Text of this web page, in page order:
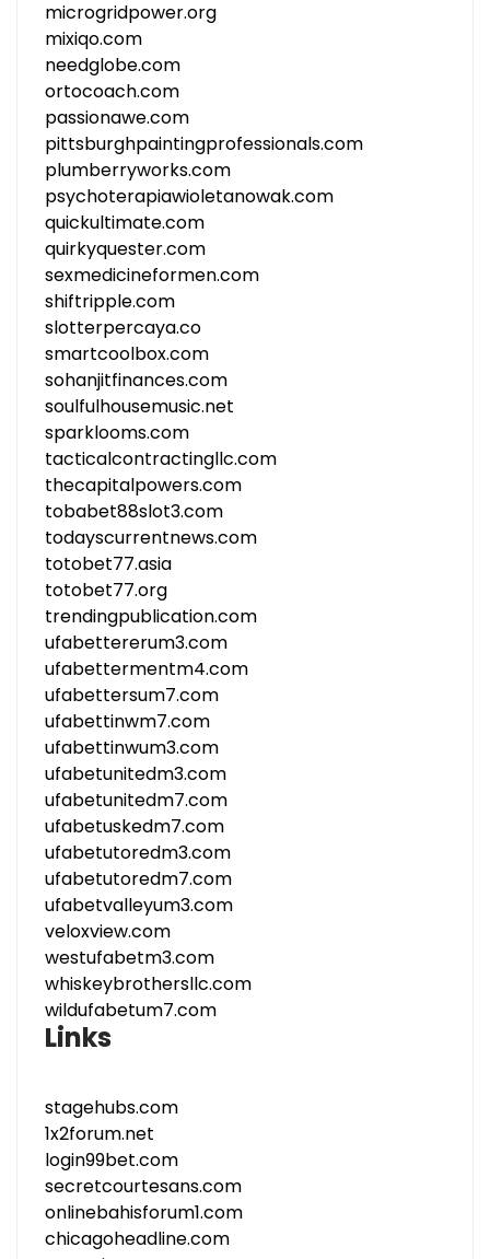
microgridpower.org
mixiqo.com
needglobe.com
ortocoach.com
passionawe.com
pittsburghpaintingprofessionals.com
plumberryworks.com
psychoterapiawioletanowak.com
quickultimate.com
quirkyquester.com
sexmedicineformen.com
shiftripple.com
slotterpercaya.co
smartcoolbox.com
sohanjitfinances.com
soulfulhousemusic.net
sparklooms.com
tacticalcontractingllc.com
thecapitalpowers.com
tobabet88slot3.com
todayscurrentnews.com
totobet77.asia
totobet77.org
trendingpublication.com
ufabettererum3.com
ufabettermentm4.com
ufabettersum7.com
ufabettinwm7.com
ufabettinwum3.com
ufabetunitedm3.com
ufabetunitedm7.com
ufabetuskedm7.com
ufabetutoredm3.com
ufabetutoredm7.com
ufabetvalleyum3.com
veloxview.com
westufabetm3.com
whiskeybrothersllc.com
wildufabetum7.com
Links
stagehubs.com
1x2forum.net
login99bet.com
secretcourtesans.com
onlinebahisforum1.com
chicagoheadline.com